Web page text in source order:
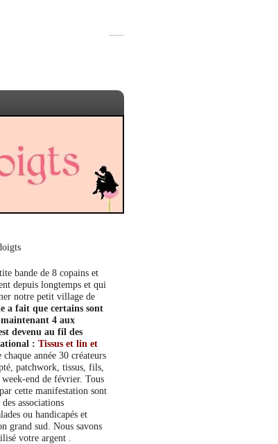
bande de 8 copains et
depuis longtemps et qui
notre petit village de
a fait que certains sont
4 aux
devenu au fil des
: Tissus et lin et
année 30 créateurs
patchwork, tissus, fils,
end de février. Tous
cette manifestation sont
associations
ou handicapés et
grand sud. Nous savons
votre argent .